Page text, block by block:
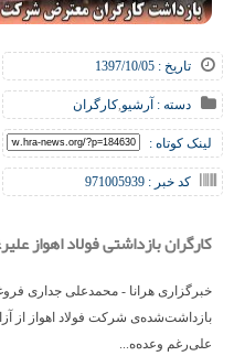
تاریخ : 1397/10/05
دسته : آرشیو,کارگران
لینک کوتاه :
کد خبر : 971005939
کارگران بازداشتی فولاد اهواز
خبرگزاری هرانا - محمدعلی جداری
بازداشت‌شده‌ی شرکت فولاد اهواز از
علی‌رغم وعده‌ه...